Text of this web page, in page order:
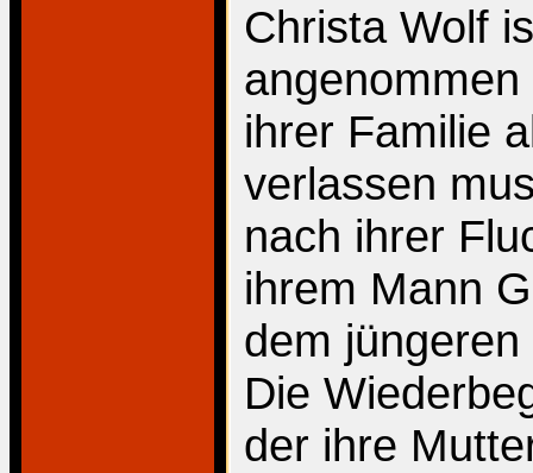
Christa Wolf
ihrer Familie
verlassen
nach ihrer
ihrem Mann
dem
Die
der ihre